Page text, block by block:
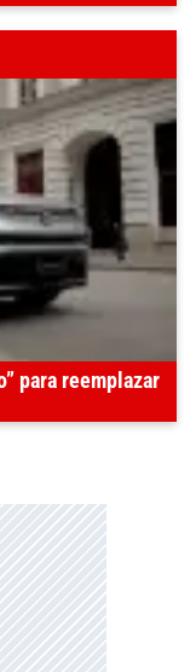
para reemplazar